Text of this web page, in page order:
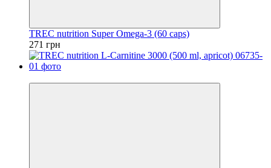
TREC nutrition Super Omega-3 (60 caps)
271 грн